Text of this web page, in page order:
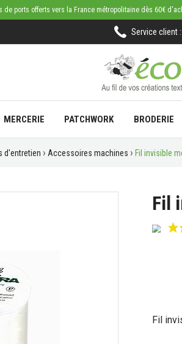
de ports offerts vers la France métropolitaine dès 60€
Service client
MERCERIE PATCHWORK BRODERIE
d'entretien Accessoires machines Fil invisible
Fil
Fil